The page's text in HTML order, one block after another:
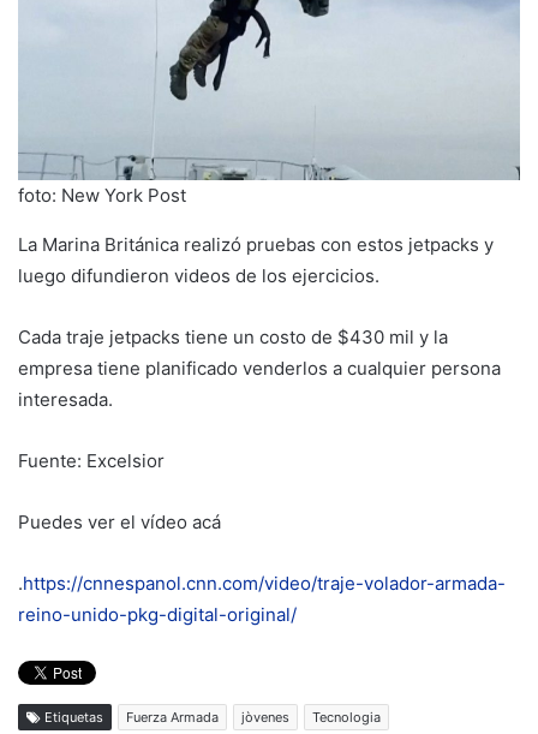
foto: New York Post
La Marina Británica realizó pruebas con estos jetpacks y
luego difundieron videos de los ejercicios.
Cada traje jetpacks tiene un costo de $430 mil y la
empresa tiene planificado venderlos a cualquier persona
interesada.
Fuente: Excelsior
Puedes ver el vídeo acá
.https://cnnespanol.cnn.com/video/traje-volador-armada-
reino-unido-pkg-digital-original/
Etiquetas Fuerza Armada jòvenes Tecnologia